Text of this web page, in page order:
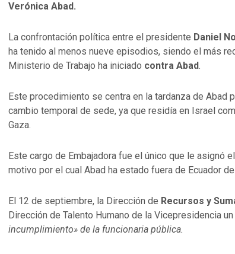
Verónica Abad.
La confrontación política entre el presidente Daniel
ha tenido al menos nueve episodios, siendo el más
Ministerio de Trabajo ha iniciado contra Abad.
Este procedimiento se centra en la tardanza de Abad
cambio temporal de sede, ya que residía en Israel
Gaza.
Este cargo de Embajadora fue el único que le asignó
motivo por el cual Abad ha estado fuera de Ecuador
El 12 de septiembre, la Dirección de Recursos y
Dirección de Talento Humano de la Vicepresidencia
incumplimiento» de la funcionaria pública.